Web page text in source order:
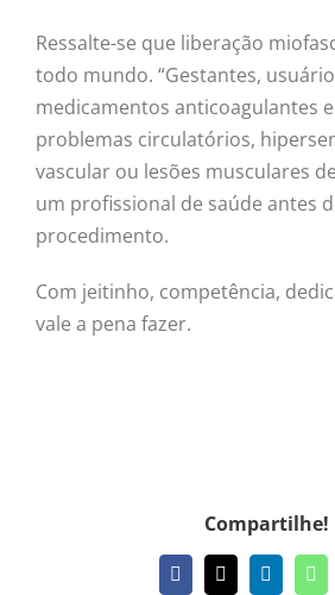
Ressalte-se que liberação
todo mundo. “Gestantes,
medicamentos anticoagulantes
problemas circulatórios,
vascular ou lesões musculares
um profissional de saúde antes
procedimento.
Com jeitinho, competência,
vale a pena fazer.
Compartilhe!
Facebook
X LinkedIn